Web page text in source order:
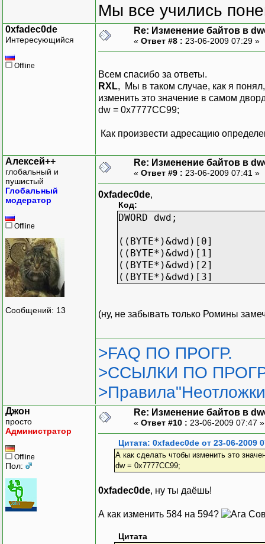
Мы все учились
0xfadec0de
Интересующийся
Offline
Re: Изменение байтов в
« Ответ #8 : 23-06-2009 07:29 »
Всем спасибо за ответы.
RXL, Мы в таком случае, как я
изменить это значение в самом
dw = 0x7777СС99;
Как произвести адресацию
Алексей++
глобальный и
пушистый
Глобальный
модератор
Offline
Сообщений: 13
Re: Изменение байтов в
« Ответ #9 : 23-06-2009 07:41 »
0xfadec0de,
Код:
DWORD dwd;
((BYTE*)&dwd)[0]
((BYTE*)&dwd)[1]
((BYTE*)&dwd)[2]
((BYTE*)&dwd)[3]
(ну, не забывать только Ромины
>FAQ ПО ПРОГР.
>ССЫЛКИ ПО
Джон
просто
Администратор
Offline
Пол:
Re: Изменение байтов в
« Ответ #10 : 23-06-2009 07:47
Цитата: 0xfadec0de от 23-06-2009
А как сделать чтобы изменить это
dw = 0x7777СС99;
0xfadec0de, ну ты даёшь!
А как изменить 584 на 594?
Цитата